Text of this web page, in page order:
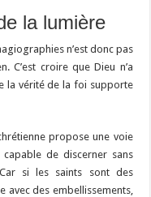
la lumière
n’est donc pas
C’est croire que Dieu n’a
la vérité de la foi supporte
propose une voie
de discerner sans
Car si les saints sont des
avec des embellissements,